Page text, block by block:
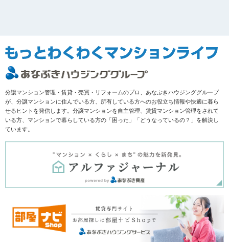
分譲マンション管理・賃貸・売買・リフォームのプロ、あなぶきハウジンググループ
が、分譲マンションに住んでいる方、所有している方へのお役立ち情報や快適に暮ら
せるヒントを発信します。分譲マンションを自主管理、賃貸マンション管理をされて
いる方、マンションで暮らしている方の「困った」「どうなっているの？」を解決し
ています。